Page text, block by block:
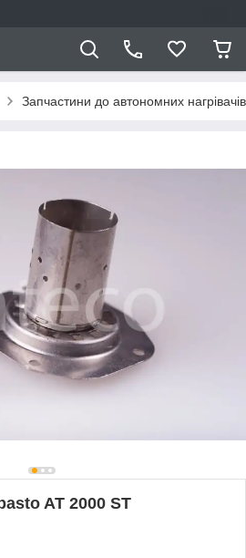
Запчастини до автономних
AT 2000 ST